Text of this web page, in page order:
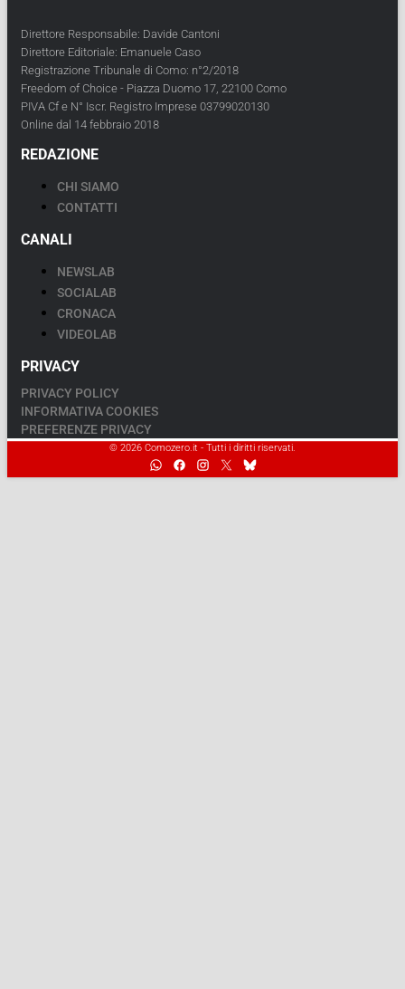
Direttore Responsabile: Davide Cantoni
Direttore Editoriale: Emanuele Caso
Registrazione Tribunale di Como: n°2/2018
Freedom of Choice - Piazza Duomo 17, 22100 Como
PIVA Cf e N° Iscr. Registro Imprese 03799020130
Online dal 14 febbraio 2018
REDAZIONE
CHI SIAMO
CONTATTI
CANALI
NEWSLAB
SOCIALAB
CRONACA
VIDEOLAB
PRIVACY
PRIVACY POLICY
INFORMATIVA COOKIES
PREFERENZE PRIVACY
© 2026 Comozero.it - Tutti i diritti riservati.